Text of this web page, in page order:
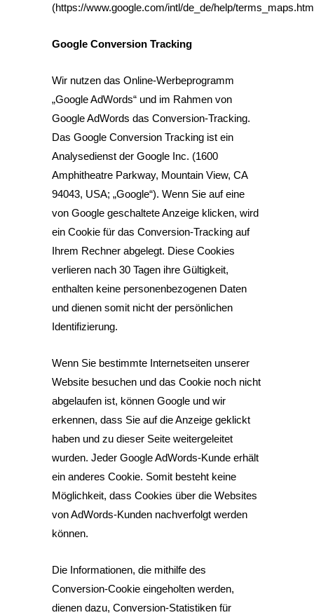
(https://www.google.com/intl/de_de/help/
Google Conversion Tracking
Wir nutzen das Online-Werbeprogramm
„Google AdWords“ und im Rahmen von
Google AdWords das Conversion-Tracking.
Das Google Conversion Tracking ist ein
Analysedienst der Google Inc. (1600
Amphitheatre Parkway, Mountain View, CA
94043, USA; „Google“). Wenn Sie auf eine
von Google geschaltete Anzeige klicken, wird
ein Cookie für das Conversion-Tracking auf
Ihrem Rechner abgelegt. Diese Cookies
verlieren nach 30 Tagen ihre Gültigkeit,
enthalten keine personenbezogenen Daten
und dienen somit nicht der persönlichen
Identifizierung.
Wenn Sie bestimmte Internetseiten unserer
Website besuchen und das Cookie noch nicht
abgelaufen ist, können Google und wir
erkennen, dass Sie auf die Anzeige geklickt
haben und zu dieser Seite weitergeleitet
wurden. Jeder Google AdWords-Kunde erhält
ein anderes Cookie. Somit besteht keine
Möglichkeit, dass Cookies über die Websites
von AdWords-Kunden nachverfolgt werden
können.
Die Informationen, die mithilfe des
Conversion-Cookie eingeholten werden,
dienen dazu, Conversion-Statistiken für